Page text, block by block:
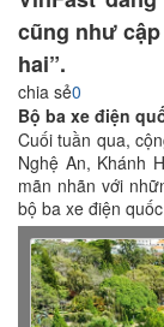
cũng như
hai”.
chia sẻ0
Bộ ba xe điện
Cuối tuần qua,
Nghệ An, Khánh
mãn nhãn với
bộ ba xe điện